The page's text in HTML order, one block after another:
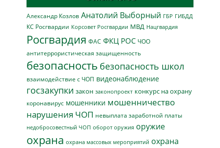
Александр Козлов Анатолий Выборный ГБР ГИБДД
КС Росгвардии Корсовет Росгвардии МВД Нацгвардия
Росгвардия ФАС ФКЦ РОС ЧОО
антитеррористическая защищенность
безопасность безопасность школ
взаимодействие с ЧОП видеонаблюдение
госзакупки закон законопроект конкурс на охрану
коронавирус мошенники мошенничество
нарушения ЧОП невыплата заработной платы
недобросовестный ЧОП оборот оружия оружие
охрана охрана массовых мероприятий охрана